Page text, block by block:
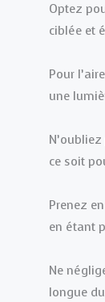
Optez
ciblée et
Pour
une
ce soit
Prenez
en étant
Ne
longue